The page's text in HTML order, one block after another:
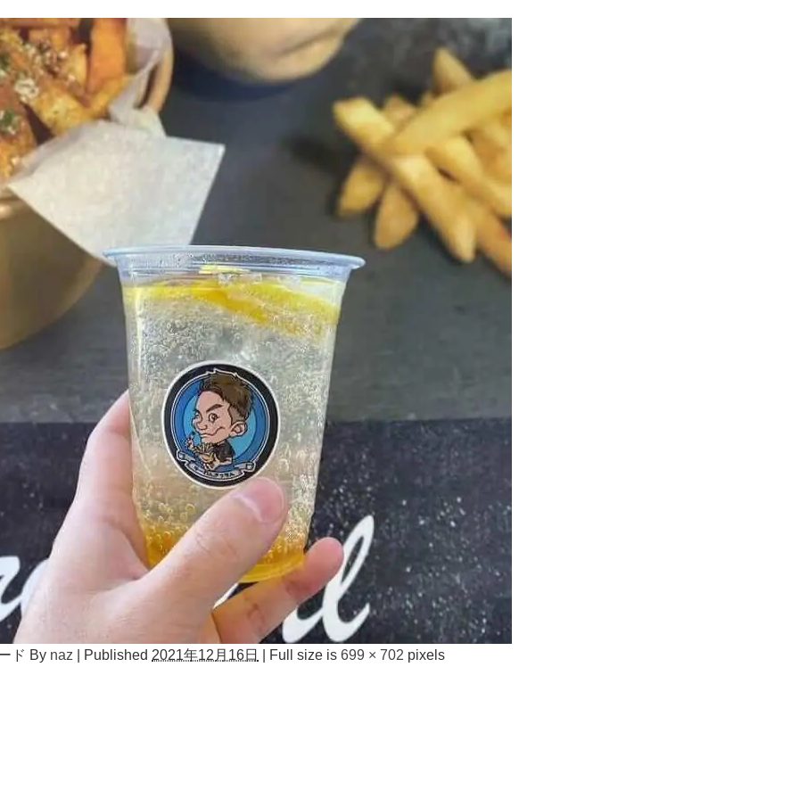
ド By naz Published 2021年12月16日 Full size is 699 × 702 pixels